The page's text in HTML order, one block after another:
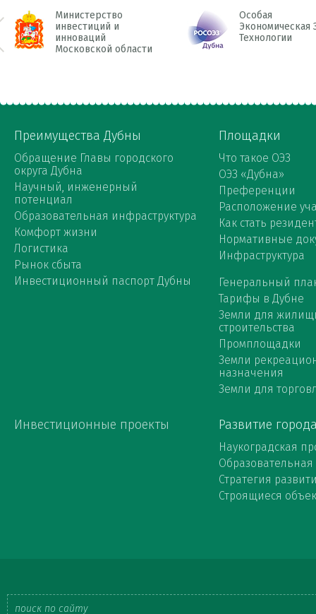
Министерство
инвестиций и
инноваций
Московской области
Особая
Экономическая
Технологии
Преимущества Дубны
Обращение Главы городского
округа Дубна
Научный, инженерный
потенциал
Образовательная инфраструктура
Комфорт жизни
Логистика
Рынок сбыта
Инвестиционный паспорт Дубны
Площадки
Что такое ОЭЗ
ОЭЗ «Дубна»
Преференции
Расположение
Как стать
Нормативные
Инфраструктура
Генеральный
Тарифы в Дубне
Земли для
строительства
Промплощадки
Земли
назначения
Земли для
Инвестиционные проекты Развитие
Наукоградская
Стратегия
Строящиеся